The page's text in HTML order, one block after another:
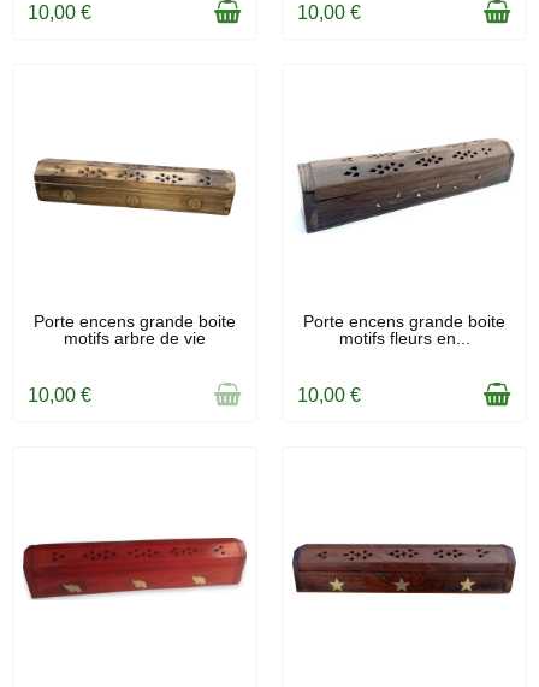
10,00 € 10,00 €
RUPTURE DE STOCK
Porte encens grande boite
motifs arbre de vie
10,00 €
EN STOCK
Porte encens grande boite
motifs fleurs en...
10,00 €